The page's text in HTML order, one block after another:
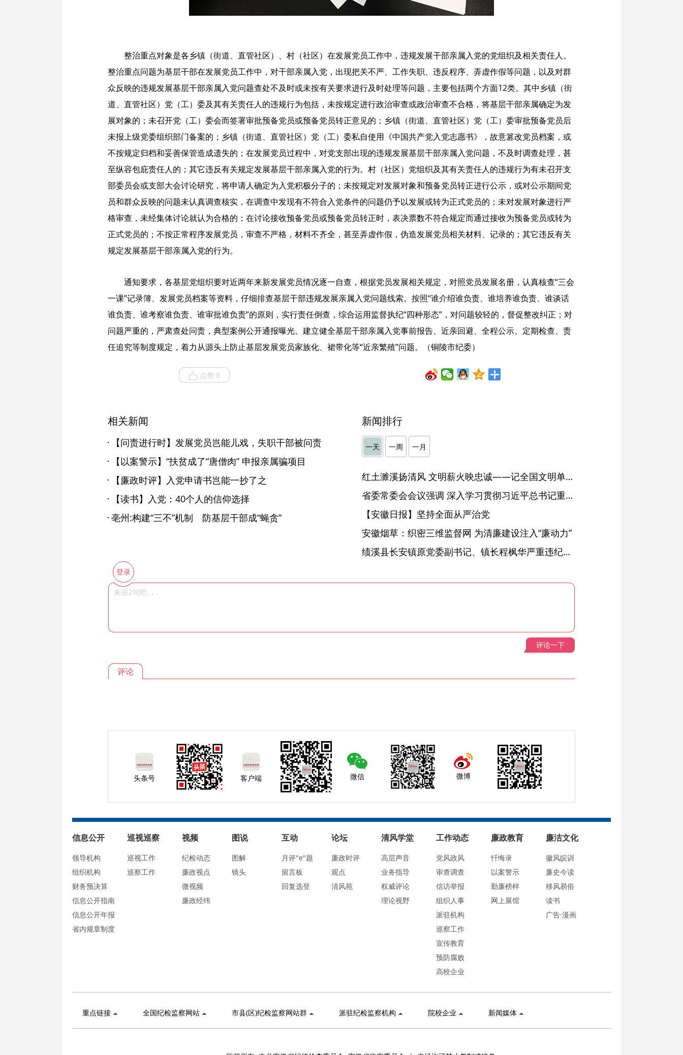
整治重点对象是各乡镇（街道、直管社区）、村（社区）在发展党员工作中，违规发展干部亲属入党的党组织及相关责任人。
整治重点问题为基层干部在发展党员工作中，对干部亲属入党，出现把关不严、工作失职、违反程序、弄虚作假等问题，以及对群
众反映的违规发展基层干部亲属入党问题查处不及时或未按有关要求进行及时处理等问题，主要包括两个方面12类。其中乡镇（街
道、直管社区）党（工）委及其有关责任人的违规行为包括，未按规定进行政治审查或政治审查不合格，将基层干部亲属确定为发
展对象的；未召开党（工）委会而签署审批预备党员或预备党员转正意见的；乡镇（街道、直管社区）党（工）委审批预备党员后
未报上级党委组织部门备案的；乡镇（街道、直管社区）党（工）委私自使用《中国共产党入党志愿书》，故意篡改党员档案，或
不按规定归档和妥善保管造成遗失的；在发展党员过程中，对党支部出现的违规发展基层干部亲属入党问题，不及时调查处理，甚
至纵容包庇责任人的；其它违反有关规定发展基层干部亲属入党的行为。村（社区）党组织及其有关责任人的违规行为有未召开支
部委员会或支部大会讨论研究，将申请人确定为入党积极分子的；未按规定对发展对象和预备党员转正进行公示，或对公示期间党
员和群众反映的问题未认真调查核实，在调查中发现有不符合入党条件的问题仍予以发展或转为正式党员的；未对发展对象进行严
格审查，未经集体讨论就认为合格的；在讨论接收预备党员或预备党员转正时，表决票数不符合规定而通过接收为预备党员或转为
正式党员的；不按正常程序发展党员，审查不严格，材料不齐全，甚至弄虚作假，伪造发展党员相关材料、记录的；其它违反有关
规定发展基层干部亲属入党的行为。
通知要求，各基层党组织要对近两年来新发展党员情况逐一自查，根据党员发展相关规定，对照党员发展名册，认真核查“三会
一课”记录簿、发展党员档案等资料，仔细排查基层干部违规发展亲属入党问题线索。按照“谁介绍谁负责、谁培养谁负责、谁谈话
谁负责、谁考察谁负责、谁审批谁负责”的原则，实行责任倒查，综合运用监督执纪“四种形态”，对问题较轻的，督促整改纠正；对
问题严重的，严肃查处问责，典型案例公开通报曝光。建立健全基层干部亲属入党事前报告、近亲回避、全程公示、定期检查、责
任追究等制度规定，着力从源头上防止基层发展党员家族化、裙带化等“近亲繁殖”问题。（铜陵市纪委）
点赞 8
相关新闻
【问责进行时】发展党员岂能儿戏，失职干部被问责
【以案警示】“扶贫成了“唐僧肉” 申报亲属骗项目
【廉政时评】入党申请书岂能一抄了之
【读书】入党：40个人的信仰选择
亳州:构建“三不”机制 防基层干部成“蝇贪”
新闻排行
一天 一周 一月
红土濉溪扬清风 文明薪火映忠诚——记全国文明单位、安徽省濉溪县纪委监委
省委常委会会议强调 深入学习贯彻习近平总书记重要讲话精神 以高质量党建引领高质量发展 梁言顺主持并讲话
【安徽日报】坚持全面从严治党
安徽烟草：织密三维监督网 为清廉建设注入“廉动力”
绩溪县长安镇原党委副书记、镇长程枫华严重违纪违法被开除党籍和公职
登录
评论一下
评论
头条号 客户端 微信 微博
信息公开
领导机构
组织机构
财务预决算
信息公开指南
信息公开年报
省内规章制度
巡视巡察
巡视工作
巡察工作
视频
纪检动态
廉政视点
微视频
廉政经纬
图说
图解
镜头
互动
月评"e"题
留言板
回复选登
论坛
廉政时评
观点
清风苑
清风学堂
高层声音
业务指导
权威评论
理论视野
工作动态
党风政风
审查调查
信访举报
组织人事
派驻机构
巡察工作
宣传教育
预防腐败
高校企业
廉政教育
忏悔录
以案警示
勤廉榜样
网上展馆
廉洁文化
徽风皖训
廉史今读
移风易俗
读书
广告·漫画
重点链接 全国纪检监察网站 市县(区)纪检监察网站群 派驻纪检监察机构 院校企业 新闻媒体